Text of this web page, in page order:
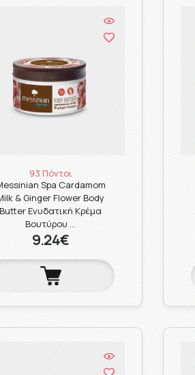
93 Πόντοι
Spa Cardamom
& Ginger Flower Body
Butter Ενυδατική Κρέμα
Βουτύρου …
9.24€